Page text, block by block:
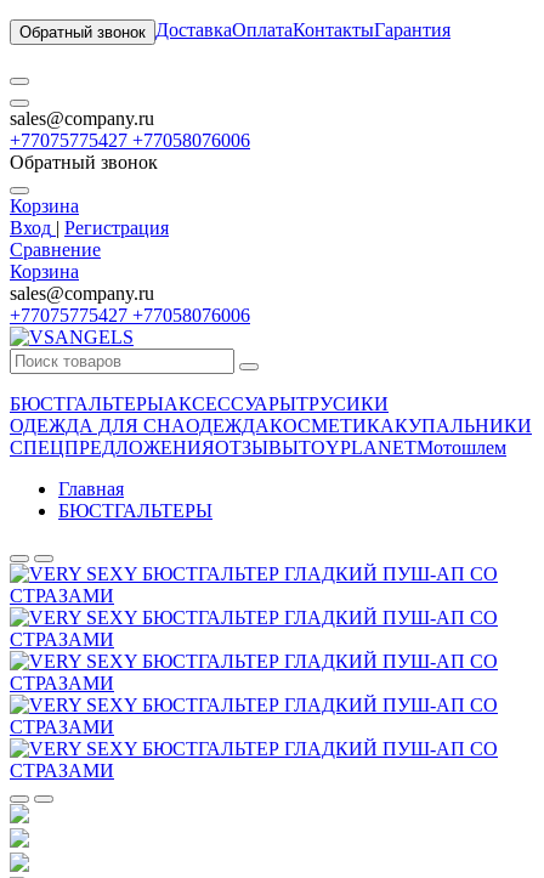
Обратный звонок ДоставкаОплатаКонтактыГарантия
sales@company.ru
+77075775427 +77058076006
Обратный звонок
Корзина
Вход | Регистрация
Сравнение
Корзина
sales@company.ru
+77075775427 +77058076006
БЮСТГАЛЬТЕРЫАКСЕССУАРЫТРУСИКИ
ОДЕЖДА ДЛЯ СНАОДЕЖДАКОСМЕТИКАКУПАЛЬНИКИ
СПЕЦПРЕДЛОЖЕНИЯОТЗЫВЫTOYPLANETМотошлем
Главная
БЮСТГАЛЬТЕРЫ